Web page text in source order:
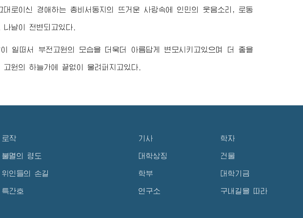
대로이신 경애하는 총비서동지 의 뜨거운 사랑속에 인민의 웃음소리, 로동
날이 전변되고있다.
일떠서 부전고원의 모습을 더욱더 아름답게 변모시키고있으며 더 좋을
원의 하늘가에 끝없이 울려퍼지고있다.
로작
불멸의 령도
위인들의 손길
특간호
기사
대학상징
학부
연구소
학자
건물
대학기금
구내길을 따라